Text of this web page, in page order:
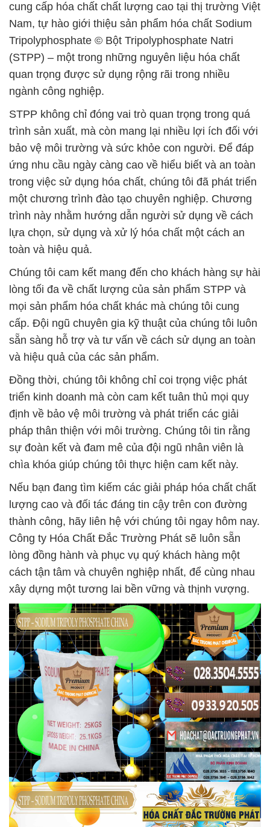
cung cấp hóa chất chất lượng cao tại thị trường Việt
Nam, tự hào giới thiệu sản phẩm hóa chất Sodium
Tripolyphosphate © Bột Tripolyphosphate Natri
(STPP) – một trong những nguyên liệu hóa chất
quan trọng được sử dụng rộng rãi trong nhiều
ngành công nghiệp.
STPP không chỉ đóng vai trò quan trọng trong quá
trình sản xuất, mà còn mang lại nhiều lợi ích đối với
bảo vệ môi trường và sức khỏe con người. Để đáp
ứng nhu cầu ngày càng cao về hiểu biết và an toàn
trong việc sử dụng hóa chất, chúng tôi đã phát triển
một chương trình đào tạo chuyên nghiệp. Chương
trình này nhằm hướng dẫn người sử dụng về cách
lựa chọn, sử dụng và xử lý hóa chất một cách an
toàn và hiệu quả.
Chúng tôi cam kết mang đến cho khách hàng sự hài
lòng tối đa về chất lượng của sản phẩm STPP và
mọi sản phẩm hóa chất khác mà chúng tôi cung
cấp. Đội ngũ chuyên gia kỹ thuật của chúng tôi luôn
sẵn sàng hỗ trợ và tư vấn về cách sử dụng an toàn
và hiệu quả của các sản phẩm.
Đồng thời, chúng tôi không chỉ coi trọng việc phát
triển kinh doanh mà còn cam kết tuân thủ mọi quy
định về bảo vệ môi trường và phát triển các giải
pháp thân thiện với môi trường. Chúng tôi tin rằng
sự đoàn kết và đam mê của đội ngũ nhân viên là
chìa khóa giúp chúng tôi thực hiện cam kết này.
Nếu bạn đang tìm kiếm các giải pháp hóa chất chất
lượng cao và đối tác đáng tin cậy trên con đường
thành công, hãy liên hệ với chúng tôi ngay hôm nay.
Công ty Hóa Chất Đắc Trường Phát sẽ luôn sẵn
lòng đồng hành và phục vụ quý khách hàng một
cách tận tâm và chuyên nghiệp nhất, để cùng nhau
xây dựng một tương lai bền vững và thịnh vượng.